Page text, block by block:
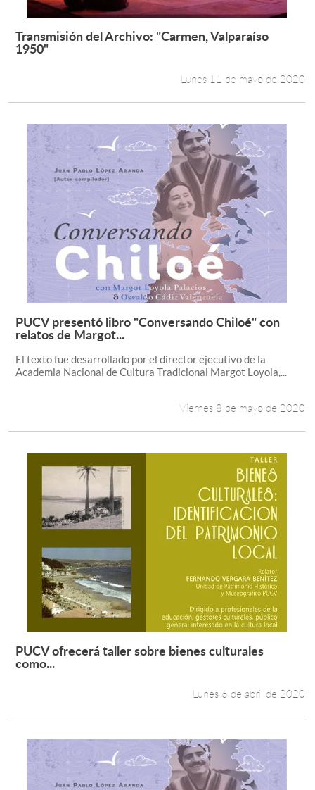
Leer más +
Transmisión del Archivo: "Carmen, Valparaíso
1950"
Lunes 11 de mayo de 2020
Leer más +
PUCV presentó libro "Conversando Chiloé" con
relatos de Margot...
El texto fue desarrollado por el director ejecutivo de la
Academia Nacional de Cultura Tradicional Margot Loyola,...
Viernes 8 de mayo de 2020
Leer más +
PUCV ofrecerá taller sobre bienes culturales
como...
Lunes 6 de abril de 2020